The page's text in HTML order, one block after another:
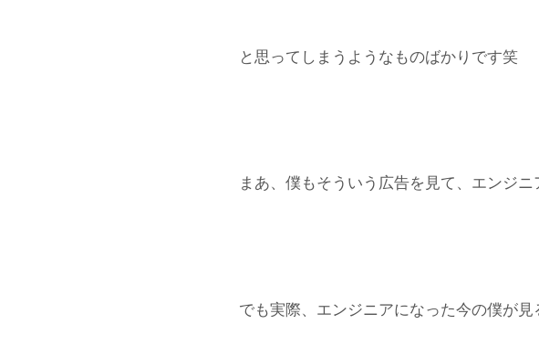
と思ってしまうようなものばかりです笑
まあ、僕もそういう広告を見て、エンジ
でも実際、エンジニアになった今の僕が見